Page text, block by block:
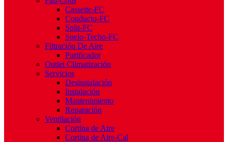
Cassette-FC
Conducto-FC
Split-FC
Suelo-Techo-FC
Filtración De Aire
Purificador
Outlet Climatización
Servicios
Desinstalación
Instalación
Mantenimiento
Reparación
Ventilación
Cortina de Aire
Cortina de Aire-Cal